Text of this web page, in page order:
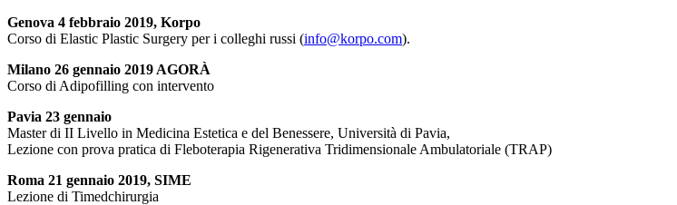
Genova 4 febbraio 2019, Korpo
Corso di Elastic Plastic Surgery per i colleghi russi (info@korpo.com).
Milano 26 gennaio 2019 AGORÀ
Corso di Adipofilling con intervento
Pavia 23 gennaio
Master di II Livello in Medicina Estetica e del Benessere, Università di Pavia,
Lezione con prova pratica di Fleboterapia Rigenerativa Tridimensionale Ambulatoriale (TRAP)
Roma 21 gennaio 2019, SIME
Lezione di Timedchirurgia